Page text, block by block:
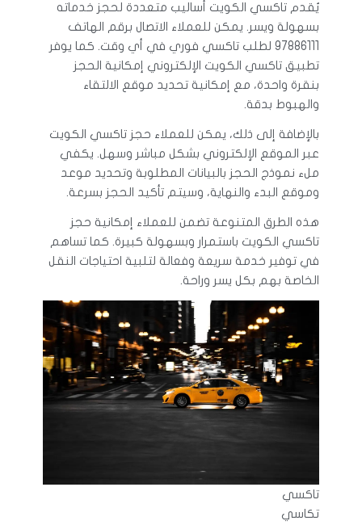
يُقدم تاكسي الكويت أساليب متعددة لحجز خدماته
بسهولة ويسر. يمكن للعملاء الاتصال برقم الهاتف
97886111 لطلب تاكسي فوري في أي وقت. كما يوفر
تطبيق تاكسي الكويت الإلكتروني إمكانية الحجز
بنقرة واحدة، مع إمكانية تحديد موقع الالتقاء
والهبوط بدقة.
بالإضافة إلى ذلك، يمكن للعملاء حجز تاكسي الكويت
عبر الموقع الإلكتروني بشكل مباشر وسهل. يكفي
ملء نموذج الحجز بالبيانات المطلوبة وتحديد موعد
وموقع البدء والنهاية، وسيتم تأكيد الحجز بسرعة.
هذه الطرق المتنوعة تضمن للعملاء إمكانية حجز
تاكسي الكويت باستمرار وبسهولة كبيرة. كما تساهم
في توفير خدمة سريعة وفعالة لتلبية احتياجات النقل
الخاصة بهم بكل يسر وراحة.
تاكسي
تكاسي